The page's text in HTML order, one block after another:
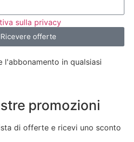
sulla privacy
Ricevere offerte
l'abbonamento in qualsiasi
promozioni
di offerte e ricevi uno sconto